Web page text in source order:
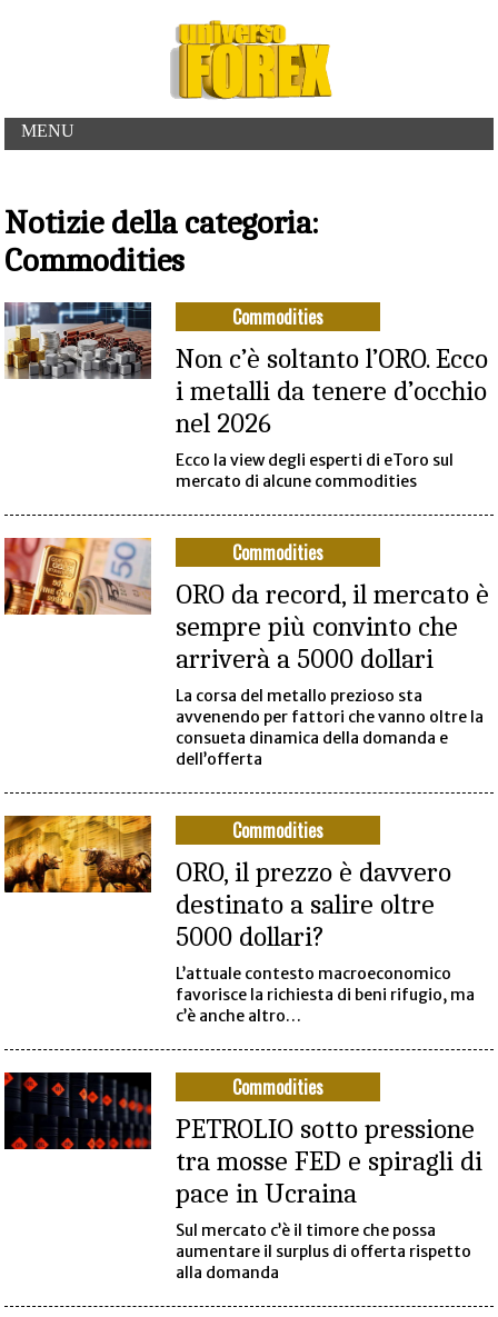
MENU
Notizie della categoria:
Commodities
Commodities
Non c’è soltanto l’ORO. Ecco
i metalli da tenere d’occhio
nel 2026
Ecco la view degli esperti di eToro sul
mercato di alcune commodities
Commodities
ORO da record, il mercato è
sempre più convinto che
arriverà a 5000 dollari
La corsa del metallo prezioso sta
avvenendo per fattori che vanno oltre la
consueta dinamica della domanda e
dell’offerta
Commodities
ORO, il prezzo è davvero
destinato a salire oltre
5000 dollari?
L’attuale contesto macroeconomico
favorisce la richiesta di beni rifugio, ma
c’è anche altro…
Commodities
PETROLIO sotto pressione
tra mosse FED e spiragli di
pace in Ucraina
Sul mercato c’è il timore che possa
aumentare il surplus di offerta rispetto
alla domanda